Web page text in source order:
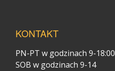
KONTAKT
PN-PT w godzinach 9-18:00
SOB w godzinach 9-14